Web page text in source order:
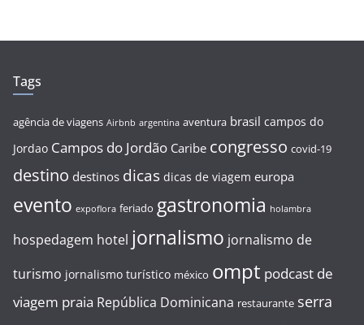
Tags
agência de viagens Airbnb argentina aventura brasil campos do
Jordao Campos do Jordão Caribe congresso covid-19
destino destinos dicas dicas de viagem europa
evento expoflora feriado gastronomia holambra
hospedagem hotel jornalismo jornalismo de
turismo jornalismo turístico méxico ompt podcast de
viagem praia República Dominicana restaurante serra